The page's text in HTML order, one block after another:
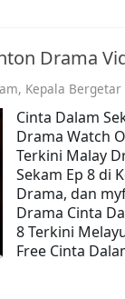
Drama
, Kepala Bergetar
Cinta Dalam
Drama Watch
Terkini Malay
Sekam Ep 8 di
Drama, dan
Drama Cinta
8 Terkini
Free Cinta